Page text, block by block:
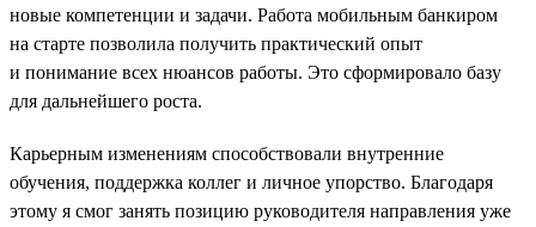
новые компетенции и задачи. Работа мобильным банкиром
на старте позволила получить практический опыт
и понимание всех нюансов работы. Это сформировало базу
для дальнейшего роста.
Карьерным изменениям способствовали внутренние
обучения, поддержка коллег и личное упорство. Благодаря
этому я смог занять позицию руководителя направления уже